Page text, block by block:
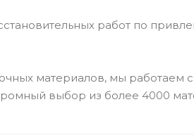
работ по
материалов, мы работаем
выбор из более 4000